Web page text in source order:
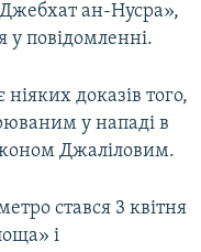
ан-Нусра»,
у повідомленні.
доказів того,
у нападі в
Джаліловим.
стався 3 квітня
і